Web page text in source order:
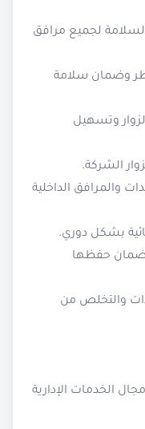
لجميع مرافق
وضمان سلامة
وتسهيل
الشركة.
والمرافق الداخلية
بشكل دوري.
وضمان حفظها
والتخلص من
5 سنوات في مجال الخدمات الإدارية